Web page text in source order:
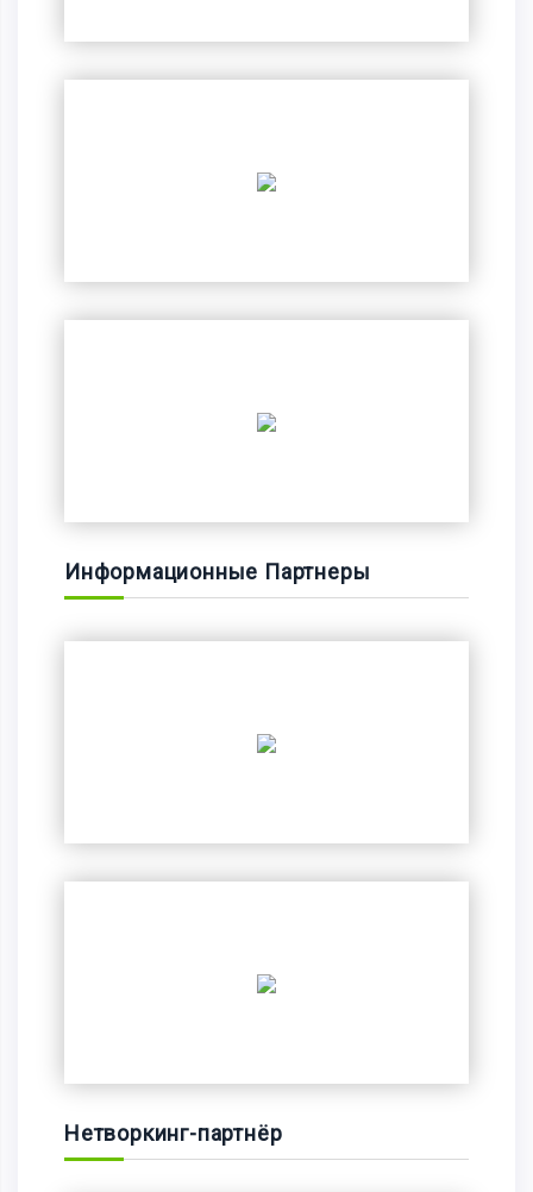
Информационные Партнеры
Нетворкинг-партнёр